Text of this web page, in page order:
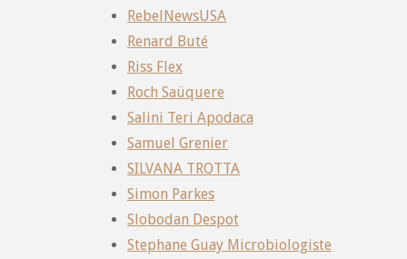
RebelNewsUSA
Renard Buté
Riss Flex
Roch Saüquere
Salini Teri Apodaca
Samuel Grenier
SILVANA TROTTA
Simon Parkes
Slobodan Despot
Stephane Guay Microbiologiste